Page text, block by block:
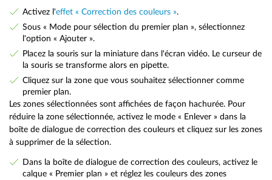
Activez l'effet « Correction des couleurs ».
Sous « Mode pour sélection du premier plan », sélectionnez
l'option « Ajouter ».
Placez la souris sur la miniature dans l'écran vidéo. Le curseur de
la souris se transforme alors en pipette.
Cliquez sur la zone que vous souhaitez sélectionner comme
premier plan.
Les zones sélectionnées sont affichées de façon hachurée. Pour
réduire la zone sélectionnée, activez le mode « Enlever » dans la
boîte de dialogue de correction des couleurs et cliquez sur les zones
à supprimer de la sélection.
Dans la boîte de dialogue de correction des couleurs, activez le
calque « Premier plan » et réglez les couleurs des zones